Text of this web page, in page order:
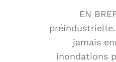
EN
jamais
inondations